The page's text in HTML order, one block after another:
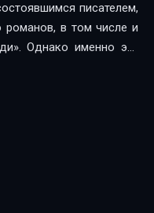
писателем,
в том числе и
Однако именно эти
рассказы, полные